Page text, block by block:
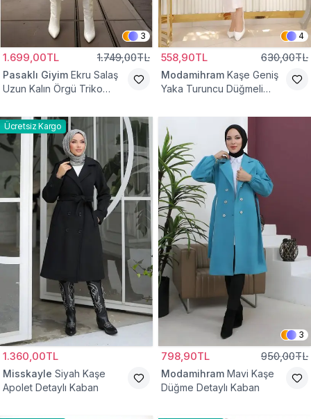
3
1.699,00TL 1.749,00TL
Pasaklı Giyim Ekru Salaş
Uzun Kalın Örgü Triko
4
558,90TL 630,00TL
Modamihram Kaşe Geniş
Yaka Turuncu Düğmeli
Ücretsiz Kargo
1.360,00TL
Misskayle Siyah Kaşe
Apolet Detaylı Kaban
3
798,90TL 950,00TL
Modamihram Mavi Kaşe
Düğme Detaylı Kaban